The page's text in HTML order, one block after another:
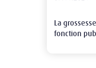
La
fonction